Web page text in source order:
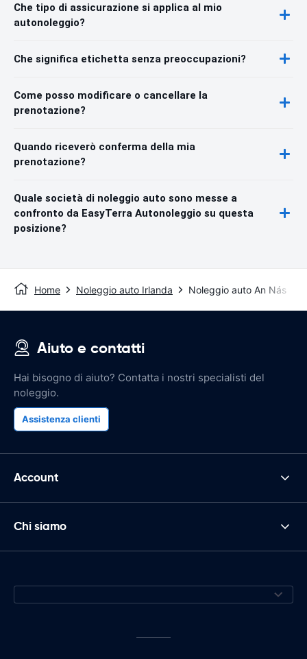
Che tipo di assicurazione si applica al mio
autonoleggio?
Che significa etichetta senza preoccupazioni?
Come posso modificare o cancellare la
prenotazione?
Quando riceverò conferma della mia
prenotazione?
Quale società di noleggio auto sono messe a
confronto da EasyTerra Autonoleggio su questa
posizione?
Home Noleggio auto Irlanda Noleggio auto An Nás
Aiuto e contatti
Hai bisogno di aiuto? Contatta i nostri specialisti del
noleggio.
Assistenza clienti
Account
Chi siamo